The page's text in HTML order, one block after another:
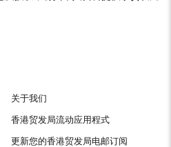
关于我们
香港贸发局流动应用程式
更新您的香港贸发局电邮订阅